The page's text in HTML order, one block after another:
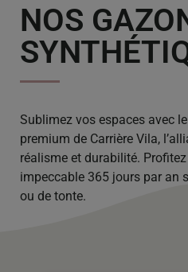
NOS
Sublimez vos espaces avec
premium de Carrière Vila,
réalisme et durabilité.
impeccable 365 jours par an
ou de tonte.